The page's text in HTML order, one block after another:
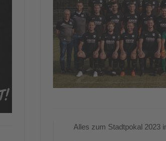
Alles zum Stadtpokal 2023